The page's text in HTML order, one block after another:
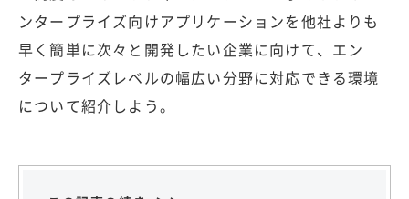
ンタープライズ向けアプリケーションを他社よりも
早く簡単に次々と開発したい企業に向けて、エン
タープライズレベルの幅広い分野に対応できる環境
について紹介しよう。